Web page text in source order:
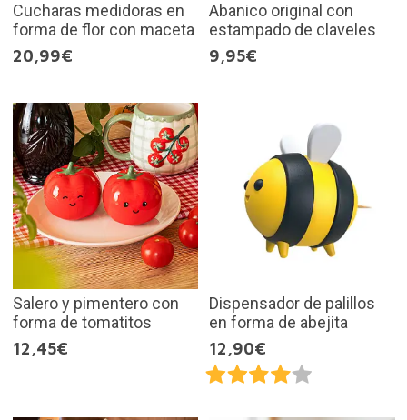
Cucharas medidoras en
forma de flor con maceta
20,99€
Abanico original con
estampado de claveles
9,95€
Salero y pimentero con
forma de tomatitos
12,45€
Dispensador de palillos
en forma de abejita
12,90€